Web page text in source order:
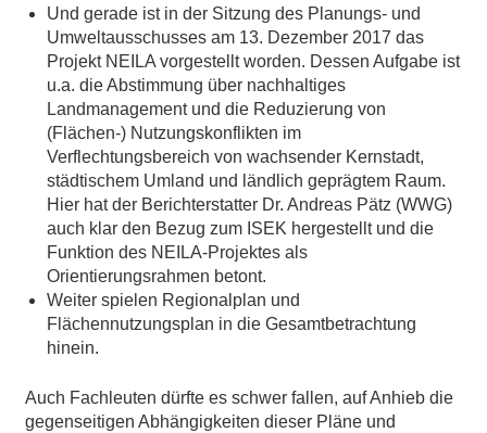
Und gerade ist in der Sitzung des Planungs- und
Umweltausschusses am 13. Dezember 2017 das
Projekt NEILA vorgestellt worden. Dessen Aufgabe ist
u.a. die Abstimmung über nachhaltiges
Landmanagement und die Reduzierung von
(Flächen-) Nutzungskonflikten im
Verflechtungsbereich von wachsender Kernstadt,
städtischem Umland und ländlich geprägtem Raum.
Hier hat der Berichterstatter Dr. Andreas Pätz (WWG)
auch klar den Bezug zum ISEK hergestellt und die
Funktion des NEILA-Projektes als
Orientierungsrahmen betont.
Weiter spielen Regionalplan und
Flächennutzungsplan in die Gesamtbetrachtung
hinein.
Auch Fachleuten dürfte es schwer fallen, auf Anhieb die
gegenseitigen Abhängigkeiten dieser Pläne und